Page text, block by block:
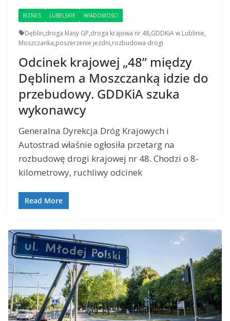
BIZNES LUBELSKIE WIADOMOŚCI
Dęblin,droga klasy GP,droga krajowa nr 48,GDDKiA w Lublinie,
Moszczanka,poszerzenie jezdni,rozbudowa drogi
Odcinek krajowej „48” między
Dęblinem a Moszczanką idzie do
przebudowy. GDDKiA szuka
wykonawcy
Generalna Dyrekcja Dróg Krajowych i
Autostrad właśnie ogłosiła przetarg na
rozbudowę drogi krajowej nr 48. Chodzi o 8-
kilometrowy, ruchliwy odcinek
Read More